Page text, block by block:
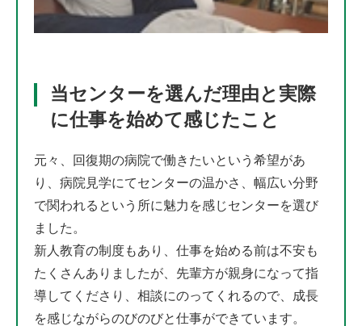
当センターを選んだ理由と実際
に仕事を始めて感じたこと
元々、回復期の病院で働きたいという希望があ
り、病院見学にてセンターの温かさ、幅広い分野
で関われるという所に魅力を感じセンターを選び
ました。
新人教育の制度もあり、仕事を始める前は不安も
たくさんありましたが、先輩方が親身になって指
導してくださり、相談にのってくれるので、成長
を感じながらのびのびと仕事ができています。